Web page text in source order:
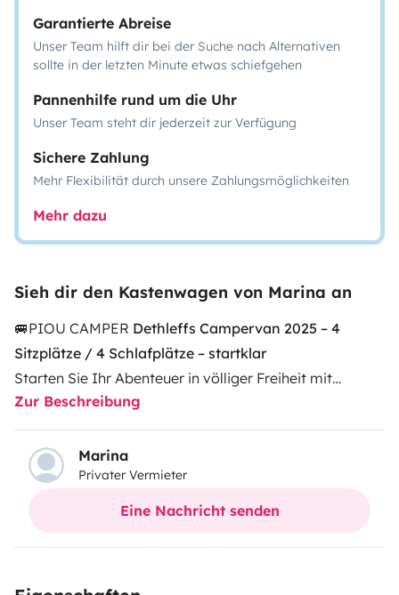
Garantierte Abreise
Unser Team hilft dir bei der Suche nach Alternativen
sollte in der letzten Minute etwas schiefgehen
Pannenhilfe rund um die Uhr
Unser Team steht dir jederzeit zur Verfügung
Sichere Zahlung
Mehr Flexibilität durch unsere Zahlungsmöglichkeiten
Mehr dazu
Sieh dir den Kastenwagen von Marina an
🚐PIOU CAMPER Dethleffs Campervan 2025 – 4
Sitzplätze / 4 Schlafplätze – startklar
Starten Sie Ihr Abenteuer in völliger Freiheit mit
unserem Dethleffs Campervan 2025 – modern,
komfortabel und komplett ausgestattet. Ideal für eine
Familie oder zwei Paare, mit 4 Sitz- und 4
Schlafplätzen.
Verdunkelungsrollos an allen Öffnungen ausgestattet.
Zur Beschreibung
Marina
Privater Vermieter
Eine Nachricht senden